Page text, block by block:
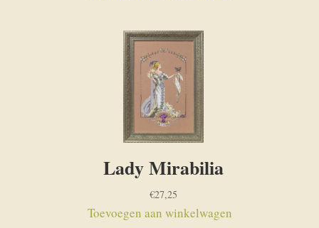
Lady Mirabilia
€27,25
Toevoegen aan winkelwagen